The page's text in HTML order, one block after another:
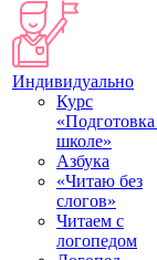
Индивидуально
Курс
школе»
Азбука
«Читаю без
слогов»
Читаем с
логопедом